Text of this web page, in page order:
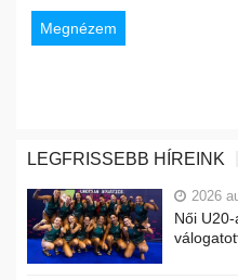
Megnézem
LEGFRISSEBB HÍREINK
2026
Női